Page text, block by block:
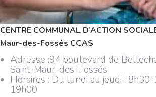
CENTRE COMMUNAL D’ACTION
Maur-des-Fossés CCAS
Adresse :94 boulevard de
Saint-Maur-des-Fossés
Horaires : Du lundi au jeudi :
19h00